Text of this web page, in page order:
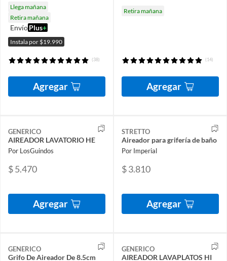
Llega mañana
Retira mañana
EnvíoPlus+
Instala por $19.990
(38)
Agregar
Retira mañana
(14)
Agregar
GENERICO
AIREADOR LAVATORIO HE
Por LosGuindos
$ 5.470
Agregar
STRETTO
Aireador para grifería de baño
Por Imperial
$ 3.810
Agregar
GENERICO
Grifo De Aireador De 8.5cm
GENERICO
AIREADOR LAVAPLATOS HI